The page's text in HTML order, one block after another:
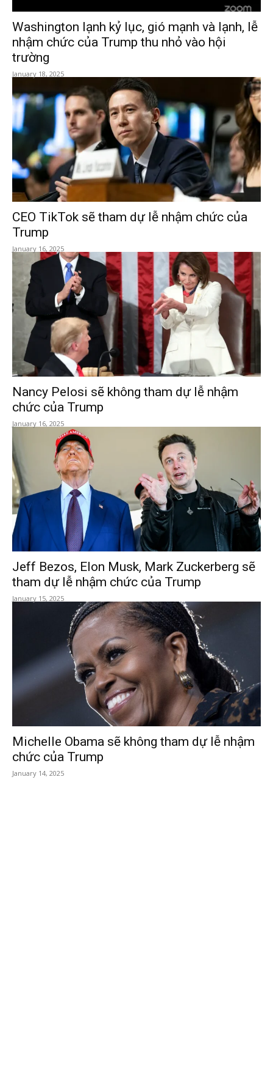
Washington lạnh kỷ lục, gió mạnh và lạnh, lễ
nhậm chức của Trump thu nhỏ vào hội
trường
January 18, 2025
CEO TikTok sẽ tham dự lễ nhậm chức của
Trump
January 16, 2025
Nancy Pelosi sẽ không tham dự lễ nhậm
chức của Trump
January 16, 2025
Jeff Bezos, Elon Musk, Mark Zuckerberg sẽ
tham dự lễ nhậm chức của Trump
January 15, 2025
Michelle Obama sẽ không tham dự lễ nhậm
chức của Trump
January 14, 2025